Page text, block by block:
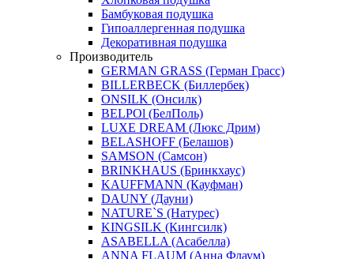
Бамбуковая подушка
Гипоаллергенная подушка
Декоративная подушка
Производитель
GERMAN GRASS (Герман Грасс)
BILLERBECK (Биллербек)
ONSILK (Онсилк)
BELPOl (БелПоль)
LUXE DREAM (Люкс Дрим)
BELASHOFF (Белашов)
SAMSON (Самсон)
BRINKHAUS (Бринкхаус)
KAUFFMANN (Кауфман)
DAUNY (Дауни)
NATURE`S (Натурес)
KINGSILK (Кингсилк)
ASABELLA (Асабелла)
ANNA FLAUM (Анна Флаум)